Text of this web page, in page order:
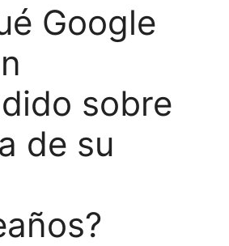
Google
sobre
de su